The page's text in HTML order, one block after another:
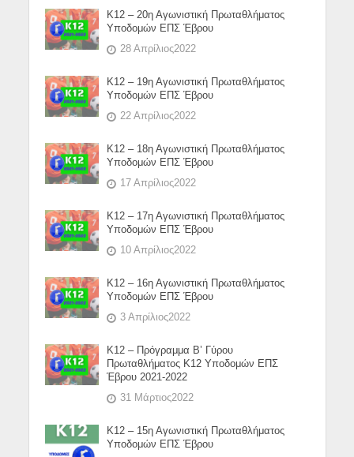
Κ12 – 20η Αγωνιστική Πρωταθλήματος
Υποδομών ΕΠΣ Έβρου
28 Απρίλιος2022
Κ12 – 19η Αγωνιστική Πρωταθλήματος
Υποδομών ΕΠΣ Έβρου
22 Απρίλιος2022
Κ12 – 18η Αγωνιστική Πρωταθλήματος
Υποδομών ΕΠΣ Έβρου
17 Απρίλιος2022
Κ12 – 17η Αγωνιστική Πρωταθλήματος
Υποδομών ΕΠΣ Έβρου
10 Απρίλιος2022
Κ12 – 16η Αγωνιστική Πρωταθλήματος
Υποδομών ΕΠΣ Έβρου
3 Απρίλιος2022
Κ12 – Πρόγραμμα Β’ Γύρου
Πρωταθλήματος Κ12 Υποδομών ΕΠΣ
Έβρου 2021-2022
31 Μάρτιος2022
Κ12 – 15η Αγωνιστική Πρωταθλήματος
Υποδομών ΕΠΣ Έβρου